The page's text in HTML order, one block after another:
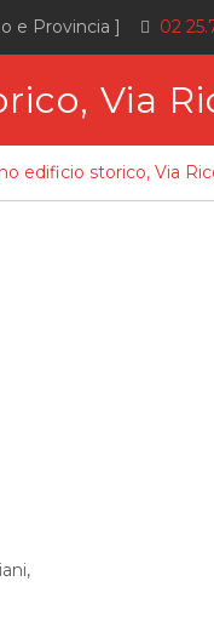
e Provincia ] 02
Via
edificio storico, Via